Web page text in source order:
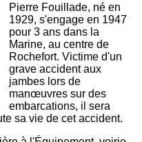
Pierre Fouillade, né en
1929, s'engage en 1947
pour 3 ans dans la
Marine, au centre de
Rochefort. Victime d'un
grave accident aux
jambes lors de
manœuvres sur des
embarcations, il sera
sa vie de cet accident.